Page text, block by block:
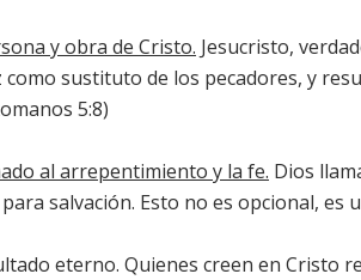
y obra de Cristo. Jesucristo,
como sustituto de los pecadores, y
5:8)
al arrepentimiento y la fe. Dios
salvación. Esto no es opcional, es
eterno. Quienes creen en Cristo